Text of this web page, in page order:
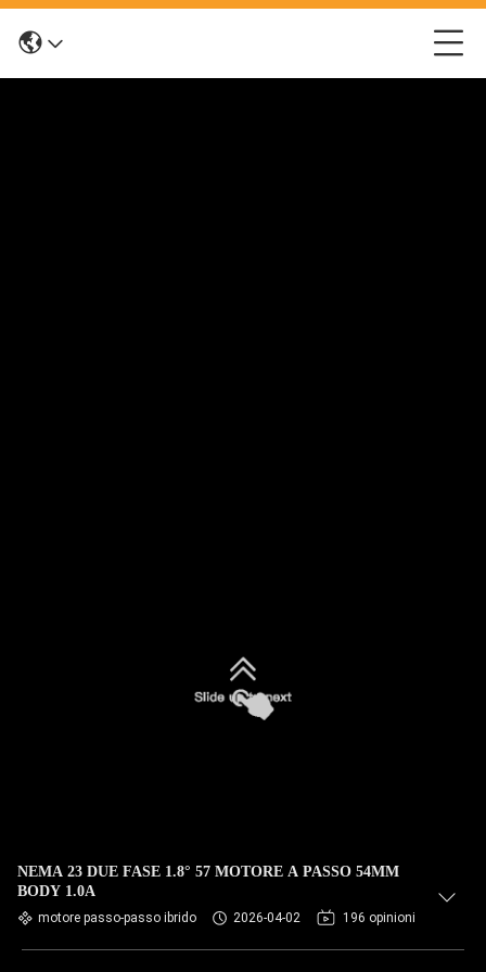
NEMA 23 DUE FASE 1.8° 57 MOTORE A PASSO 54MM
BODY 1.0A
motore passo-passo ibrido 2026-04-02 196 opinioni